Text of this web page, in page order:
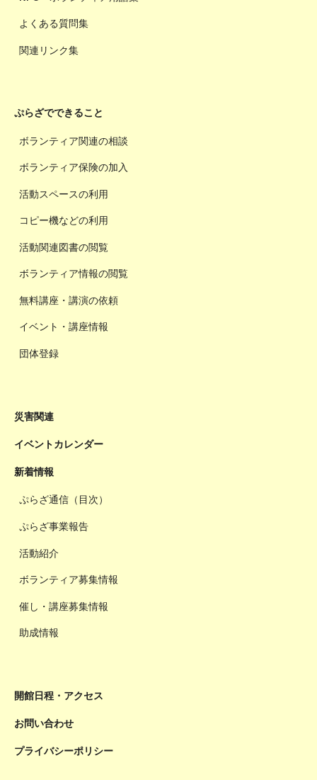
よくある質問集
関連リンク集
ぷらざでできること
ボランティア関連の相談
ボランティア保険の加入
活動スペースの利用
コピー機などの利用
活動関連図書の閲覧
ボランティア情報の閲覧
無料講座・講演の依頼
イベント・講座情報
団体登録
災害関連
イベントカレンダー
新着情報
ぷらざ通信（目次）
ぷらざ事業報告
活動紹介
ボランティア募集情報
催し・講座募集情報
助成情報
開館日程・アクセス
お問い合わせ
プライバシーポリシー